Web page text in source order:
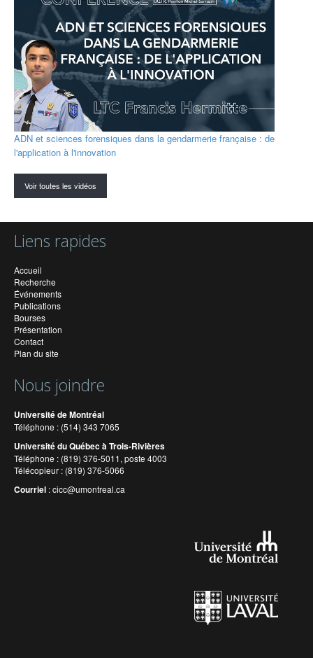
ADN et sciences forensiques dans la gendarmerie française : de
l'application à l'innovation
Voir toutes les vidéos
Liens rapides
Accueil
Recherche
Événements
Publications
Bourses
Présentation
Contact
Plan du site
Nous joindre
Université de Montréal
Téléphone : (514) 343 7065
Université du Québec à Trois-Rivières
Téléphone : (819) 376-5011, poste 4003
Télécopieur : (819) 376-5066
Courriel :cicc@umontreal.ca